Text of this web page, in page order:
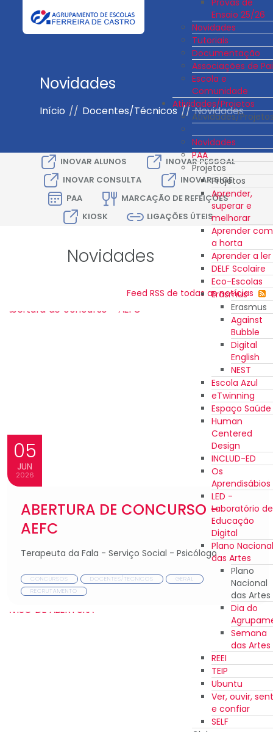
Ensaio 25/26
Novidades
Tutoriais
Documentação
Associações de
Escola e
Comunidade
Atividades/Projetos
Atividades/
Novidades
PAA
Projetos
Projetos
Aprender,
superar e
melhorar
Aprender com
a horta
Aprender a ler
DELF Scolaire
Eco-Escolas
Erasmus
Erasmus
Against
Bubble
Digital
English
NEST
Escola Azul
eTwinning
Espaço Saúde
Human
Centered
Design
INCLUD-ED
Os
Aprendisábios
LED -
Laboratório de
Educação
Digital
Plano Nacional
das Artes
Plano
Nacional
das Artes
Dia do
Semana
das Artes
REEI
TEIP
Ubuntu
Ver, ouvir,
e confiar
SELF
Novidades
Início // Docentes/Técnicos //Novidades
INOVAR ALUNOS
INOVAR PESSOAL
INOVAR CONSULTA
INOVAR SIGE
PAA
MARCAÇÃO DE REFEIÇÕES
KIOSK
LIGAÇÕES ÚTEIS
Novidades
Feed RSS de todas as notícias
05
JUN
2026
ABERTURA DE CONCURSO -
AEFC
Terapeuta da Fala - Serviço Social - Psicólogo
CONCURSOS DOCENTES/TECNICOS
GERAL
RECRUTAMENTO